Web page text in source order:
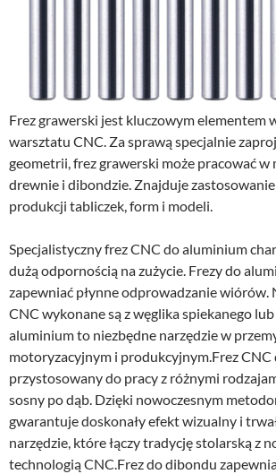
Frez grawerski jest kluczowym elementem
warsztatu CNC. Za sprawą specjalnie
geometrii, frez grawerski może pracować w
drewnie i dibondzie. Znajduje
produkcji tabliczek, form i modeli.
Specjalistyczny frez CNC do aluminium
dużą odpornością na zużycie. Frezy do
zapewniać płynne odprowadzanie wiórów.
CNC wykonane są z węglika spiekanego lub
aluminium to niezbędne narzędzie w
motoryzacyjnym i produkcyjnym.Frez CNC
przystosowany do pracy z różnymi
sosny po dąb. Dzięki nowoczesnym
gwarantuje doskonały efekt wizualny i
narzędzie, które łączy tradycję stolarską z
technologią CNC.Frez do dibondu